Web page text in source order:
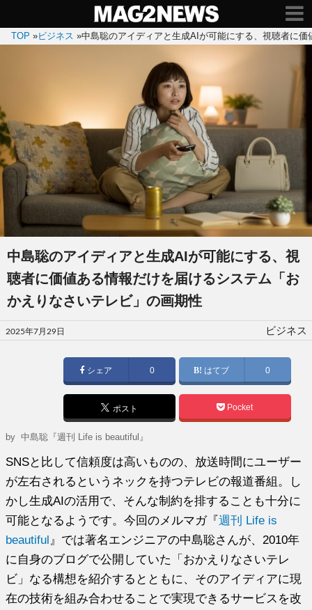
TOP »ビジネス »中島聡のアイディアと生成AIが可能にする、視聴者に
中島聡のアイディアと生成AIが可能にする、視
聴者に価値ある情報だけを届けるシステム「お
かえりなさいテレビ」の画期性
投
稿
2025年7月29日 ビジネス
シェア 0 はてブ 0
ポスト Pocket
by中島聡『週刊 Life is beautiful』
SNSと比して信頼度は高いものの、放送時間にユーザー
が左右されるというネックを持つテレビの報道番組。し
かし生成AIの活用で、そんな制約を排することも十分に
可能となるようです。今回のメルマガ『週刊 Life is
beautiful 』では著名エンジニアの中島聡さんが、2010年
に自身のブログで公開していた「おかえりなさいテレ
ビ」なる構想を紹介するとともに、そのアイディアに現
在の技術を組み合わせることで実現できるサービスを改